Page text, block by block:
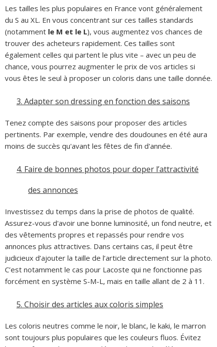
Les tailles les plus populaires en France vont généralement
du S au XL. En vous concentrant sur ces tailles standards
(notamment le M et le L), vous augmentez vos chances de
trouver des acheteurs rapidement. Ces tailles sont
également celles qui partent le plus vite – avec un peu de
chance, vous pourrez augmenter le prix de vos articles si
vous êtes le seul à proposer un coloris dans une taille donnée.
3. Adapter son dressing en fonction des saisons
Tenez compte des saisons pour proposer des articles
pertinents. Par exemple, vendre des doudounes en été aura
moins de succès qu'avant les fêtes de fin d'année.
4. Faire de bonnes photos pour doper l’attractivité
des annonces
Investissez du temps dans la prise de photos de qualité.
Assurez-vous d'avoir une bonne luminosité, un fond neutre, et
des vêtements propres et repassés pour rendre vos
annonces plus attractives. Dans certains cas, il peut être
judicieux d’ajouter la taille de l’article directement sur la photo.
C’est notamment le cas pour Lacoste qui ne fonctionne pas
forcément en système S-M-L, mais en taille allant de 2 à 11.
5. Choisir des articles aux coloris simples
Les coloris neutres comme le noir, le blanc, le kaki, le marron
sont toujours plus populaires que les couleurs fluos. Évitez